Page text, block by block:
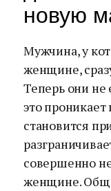
новую
Мужчина, у
женщине,
Теперь они не
это
становится
совершенно
женщине.